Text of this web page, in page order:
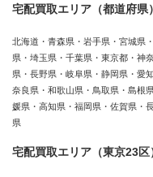
宅配買取エリア（都道府県）
北海道・青森県・岩手県・宮城県
県・埼玉県・千葉県・東京都・神
県・長野県・岐阜県・静岡県・愛
奈良県・和歌山県・鳥取県・島根
媛県・高知県・福岡県・佐賀県・
県
宅配買取エリア（東京23区